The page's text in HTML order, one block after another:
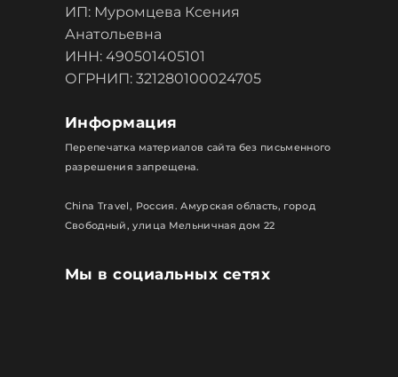
Мы в социальных сетях
ИП: Муромцева Ксения
Анатольевна
ИНН: 490501405101
ОГРНИП: 321280100024705
Информация
Перепечатка материалов сайта без письменного
разрешения запрещена.
China Travel, Россия. Амурская область, город
Свободный, улица Мельничная дом 22